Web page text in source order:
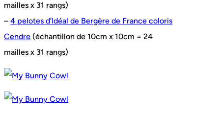
mailles x 31 rangs)
– 4 pelotes d’Idéal de Bergère de France coloris
Cendre (échantillon de 10cm x 10cm = 24
mailles x 31 rangs)